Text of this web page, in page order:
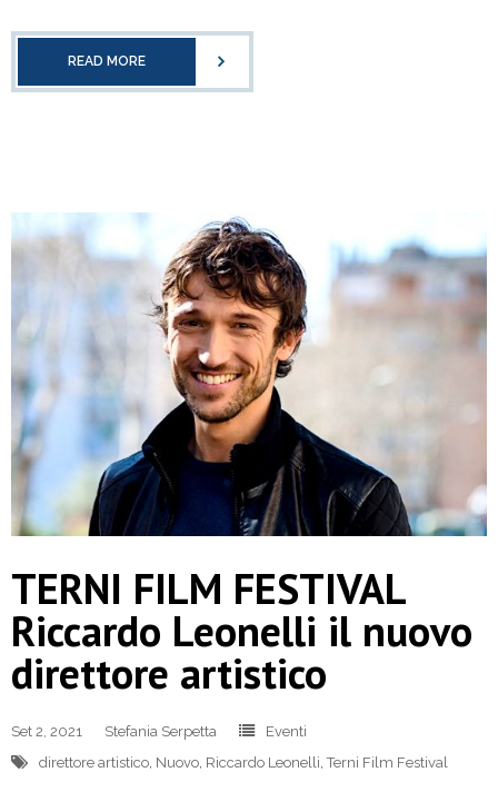
READ MORE
TERNI FILM FESTIVAL
Riccardo Leonelli il nuovo
direttore artistico
Set 2, 2021 Stefania Serpetta
Eventi
direttore artistico, Nuovo, Riccardo Leonelli,Terni Film Festival